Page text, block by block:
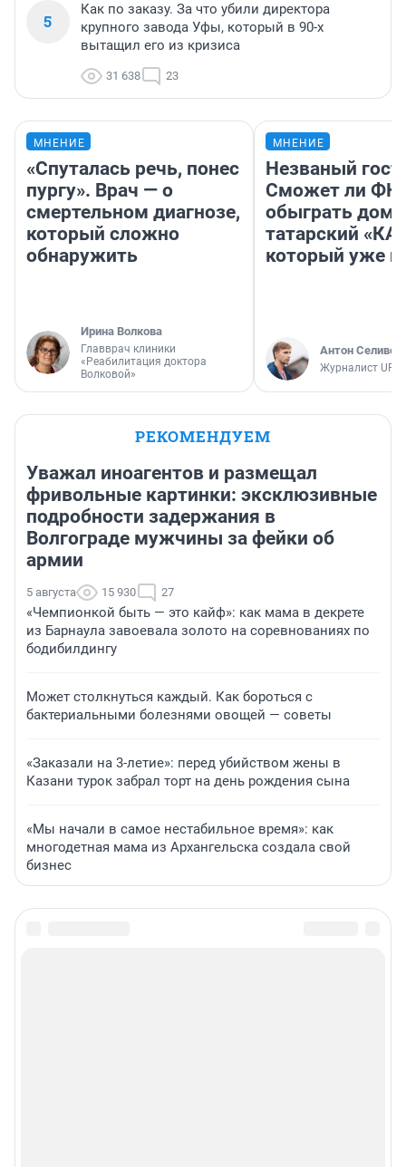
5
Как по заказу. За что убили директора
крупного завода Уфы, который в 90-х
вытащил его из кризиса
31 638 23
МНЕНИЕ
«Спуталась речь, понес
пургу». Врач — о
смертельном диагнозе,
который сложно
обнаружить
Ирина Волкова
Главврач клиники
«Реабилитация доктора
Волковой»
МНЕНИЕ
Незваный
Сможет ли ФК
обыграть дома
татарский
который уже
Антон
Журналист
РЕКОМЕНДУЕМ
Уважал иноагентов и размещал
фривольные картинки: эксклюзивные
подробности задержания в
Волгограде мужчины за фейки об
армии
5 августа 15 930 27
«Чемпионкой быть — это кайф»: как мама в декрете
из Барнаула завоевала золото на соревнованиях по
бодибилдингу
Может столкнуться каждый. Как бороться с
бактериальными болезнями овощей — советы
«Заказали на 3-летие»: перед убийством жены в
Казани турок забрал торт на день рождения сына
«Мы начали в самое нестабильное время»: как
многодетная мама из Архангельска создала свой
бизнес